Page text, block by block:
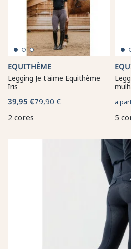
EQUITHÈME
Legging Je t'aime Equithème
Iris
39,95 €79,90 €
2 cores
a
5